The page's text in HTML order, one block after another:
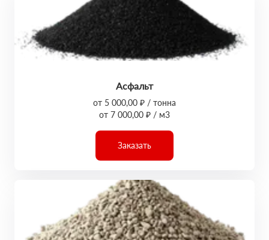
Асфальт
от 5 000,00 ₽ / тонна
от 7 000,00 ₽ / м3
Заказать